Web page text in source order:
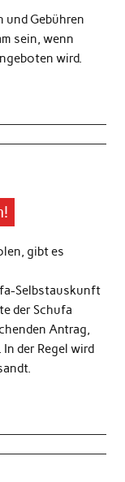
und Gebühren
sein, wenn
wird.
gibt es
Selbstauskunft
der Schufa
Antrag,
der Regel wird